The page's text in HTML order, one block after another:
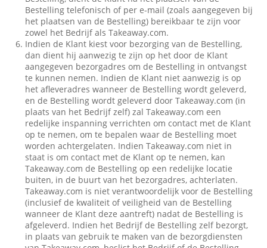
Bestelling telefonisch of per e-mail (zoals aangegeven bij
het plaatsen van de Bestelling) bereikbaar te zijn voor
zowel het Bedrijf als Takeaway.com.
Indien de Klant kiest voor bezorging van de Bestelling,
dan dient hij aanwezig te zijn op het door de Klant
aangegeven bezorgadres om de Bestelling in ontvangst
te kunnen nemen. Indien de Klant niet aanwezig is op
het afleveradres wanneer de Bestelling wordt geleverd,
en de Bestelling wordt geleverd door Takeaway.com (in
plaats van het Bedrijf zelf) zal Takeaway.com een
redelijke inspanning verrichten om contact met de Klant
op te nemen, om te bepalen waar de Bestelling moet
worden achtergelaten. Indien Takeaway.com niet in
staat is om contact met de Klant op te nemen, kan
Takeaway.com de Bestelling op een redelijke locatie
buiten, in de buurt van het bezorgadres, achterlaten.
Takeaway.com is niet verantwoordelijk voor de Bestelling
(inclusief de kwaliteit of veiligheid van de Bestelling
wanneer de Klant deze aantreft) nadat de Bestelling is
afgeleverd. Indien het Bedrijf de Bestelling zelf bezorgt,
in plaats van gebruik te maken van de bezorgdiensten